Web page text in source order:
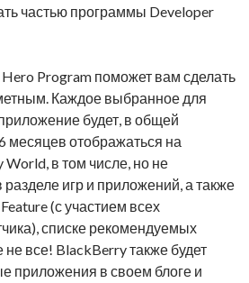
частью программы Developer
Program поможет вам сделать
Каждое выбранное для
будет, в общей
месяцев отображаться на
в том числе, но не
разделе игр и приложений, а также
(с участием всех
списке рекомендуемых
все! BlackBerry также будет
приложения в своем блоге и